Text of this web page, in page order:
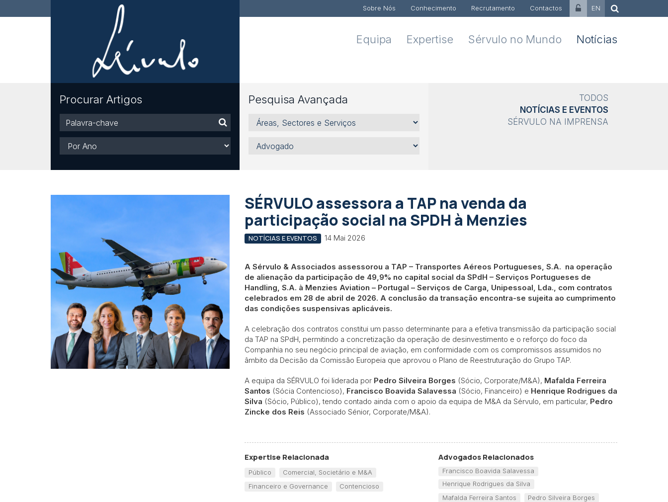
Sobre Nós Conhecimento Recrutamento Contactos EN
Equipa Expertise Sérvulo no Mundo Notícias
Procurar Artigos
Palavra-
chave
Ano
Pesquisa Avançada
Áreas,
Sectores
Serviços
Advogado
TODOS
NOTÍCIAS E EVENTOS
SÉRVULO NA IMPRENSA
SÉRVULO assessora a TAP na venda da
participação social na SPDH à Menzies
NOTÍCIAS E EVENTOS 14 Mai 2026
A Sérvulo & Associados assessorou a TAP – Transportes Aéreos Portugueses, S.A. na operação
de alienação da participação de 49,9% no capital social da SPdH – Serviços Portugueses de
Handling, S.A. à Menzies Aviation – Portugal – Serviços de Carga, Unipessoal, Lda., com contratos
celebrados em 28 de abril de 2026. A conclusão da transação encontra-se sujeita ao cumprimento
das condições suspensivas aplicáveis.
A celebração dos contratos constitui um passo determinante para a efetiva transmissão da participação social
da TAP na SPdH, permitindo a concretização da operação de desinvestimento e o reforço do foco da
Companhia no seu negócio principal de aviação, em conformidade com os compromissos assumidos no
âmbito da Decisão da Comissão Europeia que aprovou o Plano de Reestruturação do Grupo TAP.
A equipa da SÉRVULO foi liderada por Pedro Silveira Borges (Sócio, Corporate/M&A), Mafalda Ferreira
Santos (Sócia Contencioso), Francisco Boavida Salavessa (Sócio, Financeiro) e Henrique Rodrigues da
Silva (Sócio, Público), tendo contado ainda com o apoio da equipa de M&A da Sérvulo, em particular, Pedro
Zincke dos Reis (Associado Sénior, Corporate/M&A).
Expertise Relacionada
Público
Comercial, Societário e M&A
Financeiro e Governance
Contencioso
Advogados Relacionados
Francisco Boavida Salavessa
Henrique Rodrigues da Silva
Mafalda Ferreira Santos
Pedro Silveira Borges